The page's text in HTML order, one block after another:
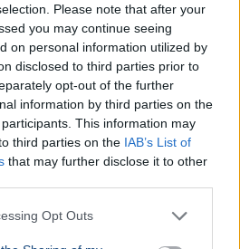
Please note that after your
you may continue seeing
on personal information utilized by
disclosed to third parties prior to
opt-out of the further
information by third parties on the
participants. This information may
third parties on the IAB’s List of
that may further disclose it to other
Opt Outs
7.
elhatárolása az